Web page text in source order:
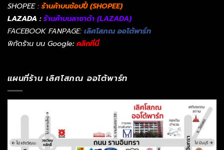
SHOPEE : ร้านค้าบนช้อปปี้ (SHOPEE)
LAZADA :ร้านค้าบนลาซาด้า (LAZADA)
FACEBOOK FANPAGE: เลิศโสภณ ออโต้พาร์ท
พิกัดร้าน บน Google: คลิกที่นี่
แผนที่ร้าน เลิศโสภณ ออโต้พาร์ท